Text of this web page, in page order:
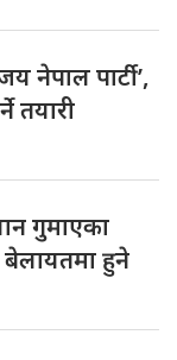
नेपाल पार्टी’,
तयारी
गुमाएका
बेलायतमा हुने